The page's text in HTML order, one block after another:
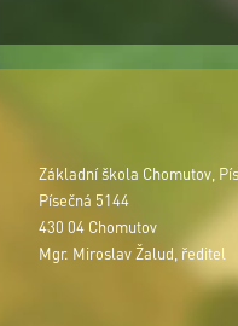
Základní škola Chomutov,
Písečná 5144
430 04 Chomutov
Mgr. Miroslav Žalud, ředitel